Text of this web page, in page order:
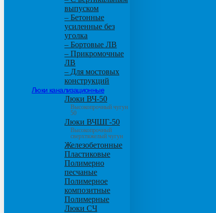
выпуском
– Бетонные
усиленные без
уголка
– Бортовые ЛВ
– Прикромочные
ЛВ
– Для мостовых
конструкций
Люки канализационные
Люки ВЧ-50
Высокопрочный чугун
50
Люки ВЧШГ-50
Высокопрочный
сверхтяжелый чугун
Железобетонные
Пластиковые
Полимерно
песчаные
Полимерное
композитные
Полимерные
Люки СЧ